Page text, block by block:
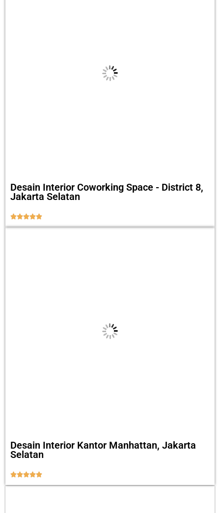
Desain Interior Coworking Space - District 8,
Jakarta Selatan

Desain Interior Kantor Manhattan, Jakarta
Selatan
